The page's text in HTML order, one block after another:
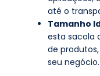
até o
Tamanho
esta sacola
de
seu negócio.